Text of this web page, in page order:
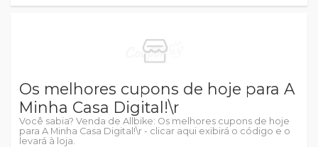
Os melhores cupons de hoje para A
Minha Casa Digital!\r
Você sabia? Venda de Allbike: Os melhores cupons de hoje
para A Minha Casa Digital!\r - clicar aqui exibirá o código e o
levará à loja.